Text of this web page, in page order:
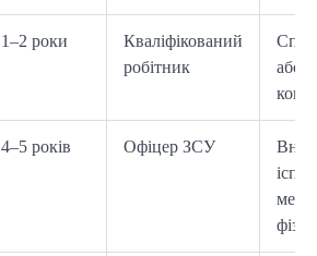
1–2 роки
Кваліфікований
робітник
або
4–5 років Офіцер ЗСУ